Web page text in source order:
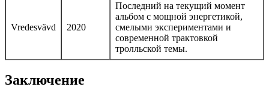
Vredesvävd 2020
Последний на текущий момент
альбом с мощной энергетикой,
смелыми экспериментами и
современной трактовкой
тролльской темы.
Заключение